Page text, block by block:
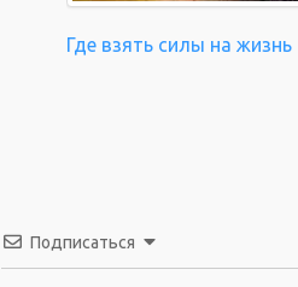
Где взять силы на жизнь
Подписаться